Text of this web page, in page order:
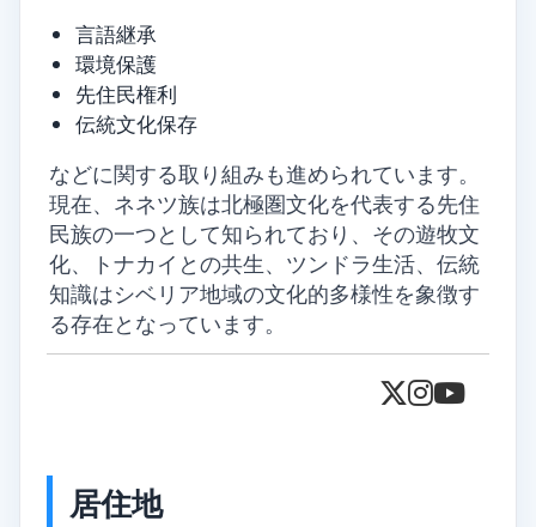
言語継承
環境保護
先住民権利
伝統文化保存
などに関する取り組みも進められています。
現在、ネネツ族は北極圏文化を代表する先住
民族の一つとして知られており、その遊牧文
化、トナカイとの共生、ツンドラ生活、伝統
知識はシベリア地域の文化的多様性を象徴す
る存在となっています。
居住地